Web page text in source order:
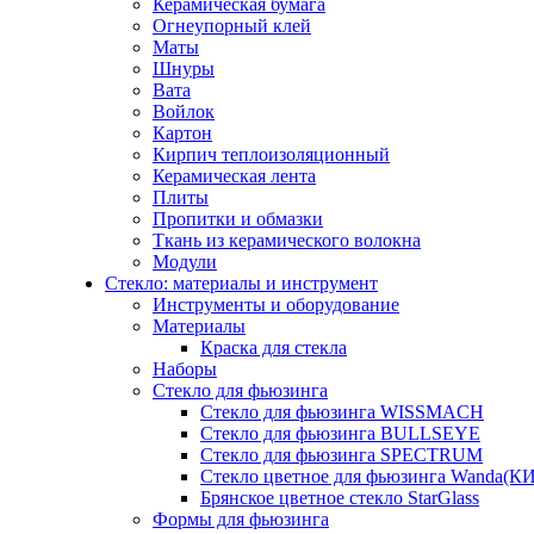
Керамическая бумага
Огнеупорный клей
Маты
Шнуры
Вата
Войлок
Картон
Кирпич теплоизоляционный
Керамическая лента
Плиты
Пропитки и обмазки
Ткань из керамического волокна
Модули
Стекло: материалы и инструмент
Инструменты и оборудование
Материалы
Краска для стекла
Наборы
Стекло для фьюзинга
Стекло для фьюзинга WISSMACH
Стекло для фьюзинга BULLSEYE
Стекло для фьюзинга SPECTRUM
Стекло цветное для фьюзинга
Брянское цветное стекло StarGlass
Формы для фьюзинга